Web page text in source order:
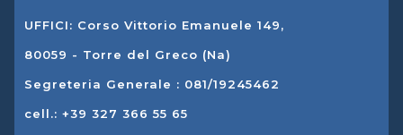
UFFICI: Corso Vittorio Emanuele 149,
80059 - Torre del Greco (Na)
Segreteria Generale : 081/19245462
cell.: +39 327 366 55 65